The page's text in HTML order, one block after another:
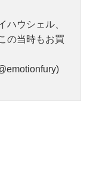
ハウシェル、
の当時もお買